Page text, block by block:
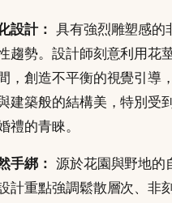
設計： 具有強烈雕塑感的
趨勢。設計師刻意利用花
，創造不平衡的視覺引導
建築般的結構美，特別受
禮的青睞。
手綁： 源於花園與野地的
計重點強調鬆散層次、非